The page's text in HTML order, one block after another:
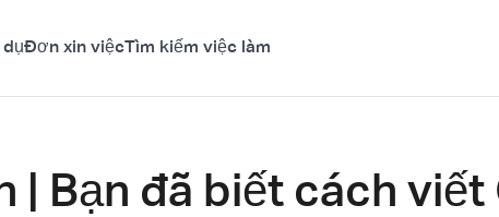
dụĐơn xin việcTìm kiếm việc làm
| Bạn đã biết cách viết